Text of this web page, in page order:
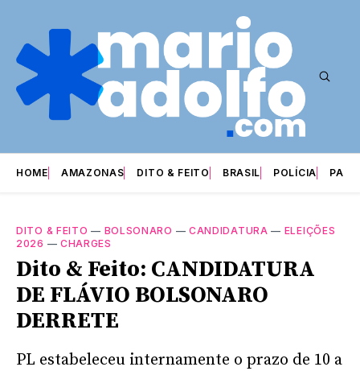
HOME AMAZONAS DITO & FEITO BRASIL POLÍCIA
DITO & FEITO — BOLSONARO — CANDIDATURA — ELEIÇÕES
2026 — CHARGES
Dito & Feito: CANDIDATURA
DE FLÁVIO BOLSONARO
DERRETE
PL estabeleceu internamente o prazo de 10 a